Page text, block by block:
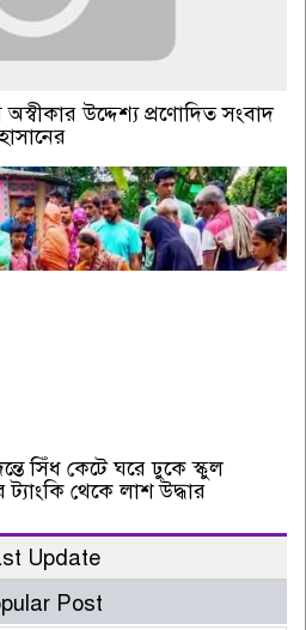
উদ্দেশ্য প্রণোদিত সংবাদ
সিঁধ কেটে ঘরে ঢুকে স্কুল
ট্যাংকি থেকে লাশ উদ্ধার
Update
Post